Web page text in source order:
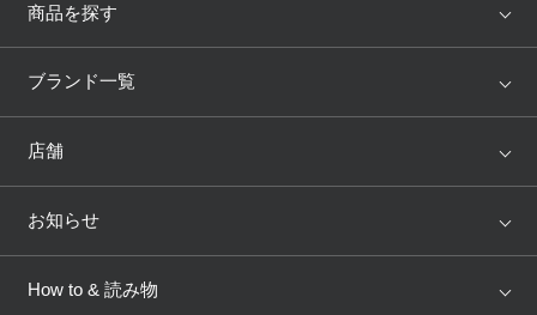
商品を探す
アイテム
トピックス
ブランド一覧
WACOAL
AMPHI une nana cool
店舗
店舗を探す
お知らせ
新着情報
How to & 読み物